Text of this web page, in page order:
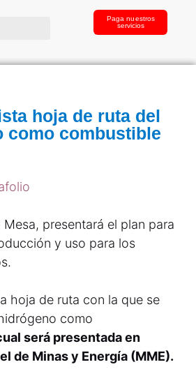
Paga nuestros
servicios
hoja de ruta del
como combustible
presentará el plan para
y uso para los
hoja de ruta con la que se
como
será presentada en
de Minas y Energía (MME).